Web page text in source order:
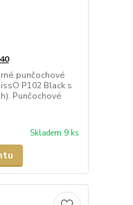
punčochové
P102 Black s
Punčochové
Skladem 9 ks